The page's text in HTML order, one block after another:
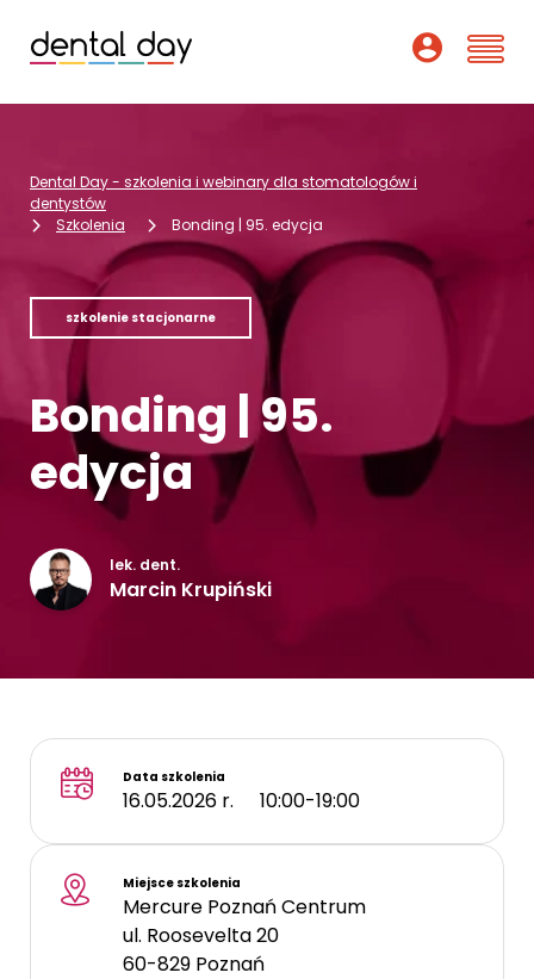
Webinary
Wykładowcy
O nas
Dofinansowania
Podcast
Pomoc
Dental Day - szkolenia i webinary dla stomatologów i
dentystów
Szkolenia
Bonding | 95. edycja
szkolenie stacjonarne
Bonding | 95.
edycja
lek. dent.
Marcin Krupiński
Data szkolenia
16.05.2026 r. 10:00-19:00
Miejsce szkolenia
Mercure Poznań Centrum
ul. Roosevelta 20
60-829 Poznań